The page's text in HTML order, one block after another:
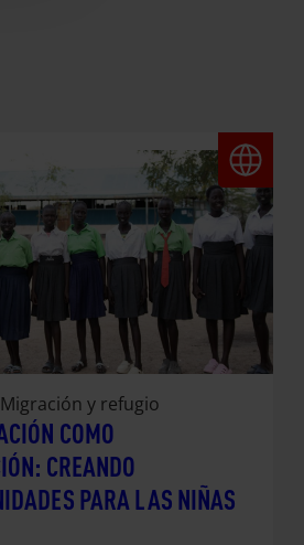
Migración y refugio
COMO
CREANDO
PARA LAS NIÑAS